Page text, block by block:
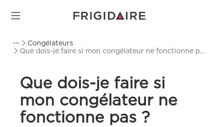
Congélateurs
Que dois-je faire si mon congélateur ne fonctionne pas
Que dois-je faire si
mon congélateur ne
fonctionne pas ?